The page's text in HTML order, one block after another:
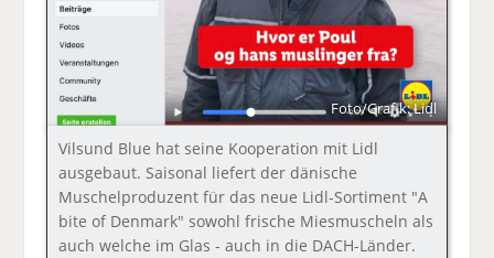
Foto/Grafik: Lidl
Vilsund Blue hat seine Kooperation mit Lidl
ausgebaut. Saisonal liefert der dänische
Muschelproduzent für das neue Lidl-Sortiment "A
bite of Denmark" sowohl frische Miesmuscheln als
auch welche im Glas - auch in die DACH-Länder.